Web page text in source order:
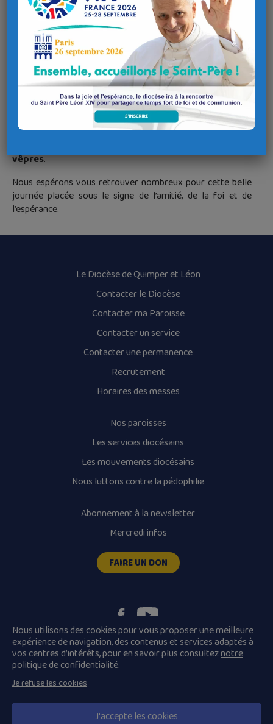
place pour ceux qui n’auraient pas prévu de repas ou
simplement pour accompagner leur pique-nique dans une
ambiance chaleureuse et festive.
après-midi, nous aurons également la grande joie
d’écouter Mgr Bondu lors d’une conférence. Il
partagera avec nous son regard d’évêque sur
l’augmentation constante du nombre de baptêmes en
France ces dernières années, signe d’espérance pour notre
Église et notre société.
vêpres.
Nous espérons vous retrouver nombreux pour cette belle
journée placée sous le signe de l’amitié, de la foi et de
l’espérance.
Le Diocèse de Quimper et Léon
Contacter le Diocèse
Contacter ma Paroisse
Contacter un service
Contacter une permanence
Recrutement
Horaires des messes
Nos paroisses
Les services diocésains
Les mouvements diocésains
Nous luttons contre la pédophilie
Abonnement à la newsletter
Mercredi infos
FAIRE UN DON
Plan du site
Mentions légales
Conditions Générales de Vente
© 2026 Diocèse de Quimper et Léon, Tous droits réservés.
Nous utilisons des cookies pour vous proposer une meilleure
expérience de navigation, des contenus et services adaptés à
vos centres d’intérêts, pour en savoir plus consulteznotre
politique de confidentialité.
Je refuse les cookies
J'accepte les cookies